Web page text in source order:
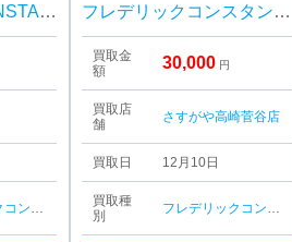
FREDERIQUE CONSTANT フレデリックコンスタント クラシック 303MC4P6
フレデリックコンスタント
フレデリックコンスタント 腕時計
買取金
額
30,000 円
買取店
舗
さすがや高崎菅谷店
買取日 12月10日
買取種
別
フレデリックコンスタント